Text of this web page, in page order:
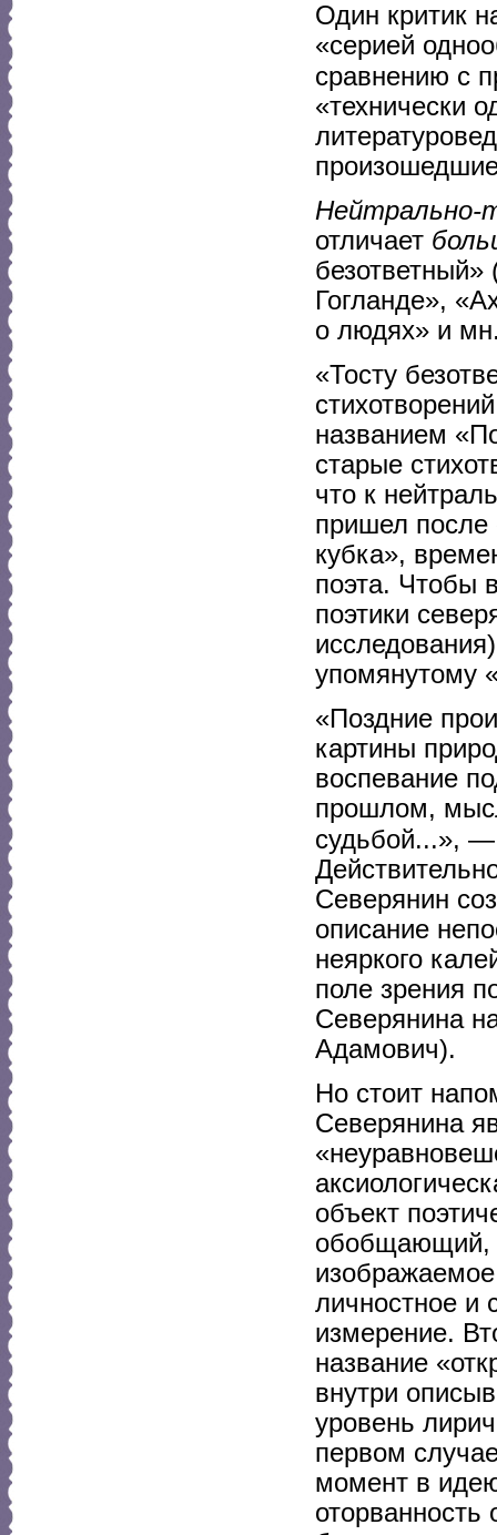
Один критик
«серией
сравнению с
«технически
произошедшие
Нейтрально-
отличает
Гогланде»,
о людях» и
«Тосту
названием
старые
что к
пришел после
кубка»,
поэта. Чтобы
поэтики
упомянутому
«Поздние
картины
воспевание
прошлом,
судьбой...»,
Северянин
описание
неяркого
поле зрения
Северянина
Адамович).
Но стоит
Северянина
объект
обобщающий,
личностное и
измерение.
название
внутри
уровень
первом
момент в